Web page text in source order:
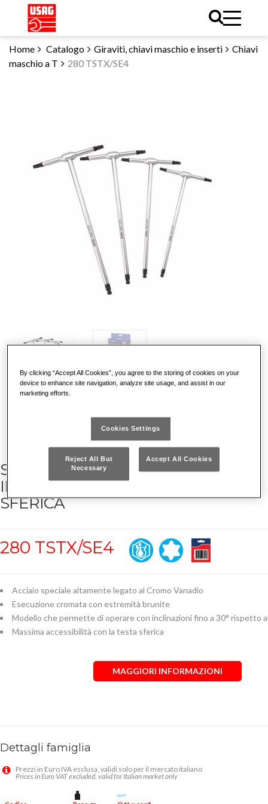
Home Catalogo Giraviti, chiavi maschio e inserti
Chiavi
maschio a T
280 TSTX/SE4
SERIE DI 4 CHIAVI A T CON
IMPRONTA TORX® A TESTA
SFERICA
280 TSTX/SE4
Acciaio speciale altamente legato al Cromo Vanadio
Esecuzione cromata con estremità brunite
Modello che permette di operare con inclinazioni fino a 30° rispetto
Massima accessibilità con la testa sferica
MAGGIORI INFORMAZIONI
Dettagli famiglia
Prezzi in Euro IVA esclusa, validi solo per il mercato italiano
Prices in Euro VAT excluded, valid for Italian market only
By clicking “Accept All Cookies”, you agree to the storing of cookies on your
device to enhance site navigation, analyze site usage, and assist in our
marketing efforts.
Cookies Settings
Reject All But
Necessary
Accept All Cookies